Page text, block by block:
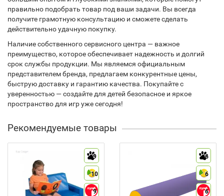
правильно подобрать товар под ваши задачи. Вы всегда
получите грамотную консультацию и сможете сделать
действительно удачную покупку.
Наличие собственного сервисного центра — важное
преимущество, которое обеспечивает надежность и долгий
срок службы продукции. Мы являемся официальным
представителем бренда, предлагаем конкурентные цены,
быструю доставку и гарантию качества. Покупайте с
уверенностью — создайте для детей безопасное и яркое
пространство для игр уже сегодня!
Рекомендуемые товары
9
10
9
6
6
6